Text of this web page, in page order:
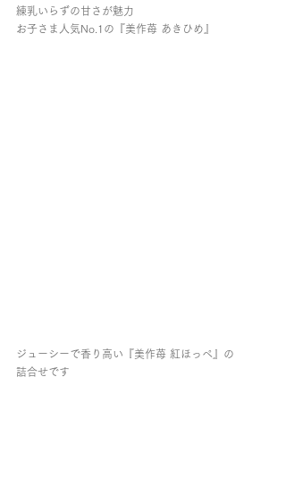
練乳いらずの甘さが魅力
お子さま人気No.1の『美作苺 あきひめ』
ジューシーで香り高い『美作苺 紅ほっぺ』の
詰合せです